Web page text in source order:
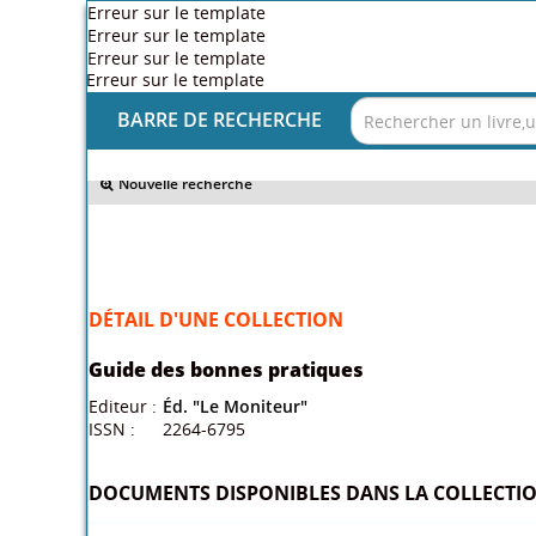
Erreur sur le template
Erreur sur le template
Erreur sur le template
Erreur sur le template
BARRE DE RECHERCHE
Nouvelle recherche
DÉTAIL D'UNE COLLECTION
Guide des bonnes pratiques
Editeur : Éd. "Le Moniteur"
ISSN :
2264-6795
DOCUMENTS DISPONIBLES DANS LA